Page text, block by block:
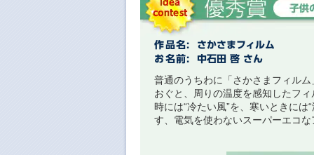
普通のうちわに「さかさまフィル
おぐと、周りの温度を感知したフ
時には“冷たい風”を、寒いときには
す、電気を使わないスーパーエコな